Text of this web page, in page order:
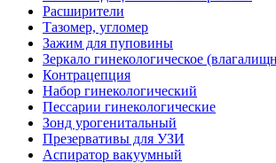
Расширители
Тазомер, угломер
Зажим для пуповины
Зеркало гинекологическое
Контрацепция
Набор гинекологический
Пессарии гинекологические
Зонд урогенитальный
Презервативы для УЗИ
Аспиратор вакуумный